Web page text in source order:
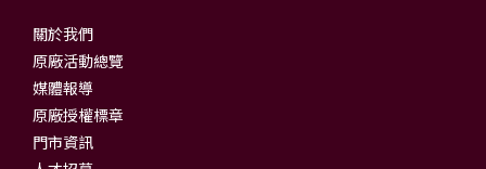
關於我們
原廠活動總覽
媒體報導
原廠授權標章
門市資訊